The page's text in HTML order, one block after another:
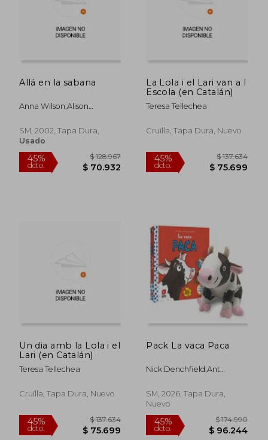
45% 45%
45%
dcto.
$ 128.967
$ 70.932
45%
Allá en la sabana
Anna Wilson;Alison
SM, 2002, Tapa Dura,
Usado
La Lola i el Lari van a l
Escola (en Catalán)
Teresa Tellechea
Cruïlla, Tapa Dura, Nuevo
Un dia amb la Lola i el
Lari (en Catalán)
Teresa Tellechea
Cruïlla, Tapa Dura, Nuevo
Pack La vaca Paca
Nick Denchfield;Ant
SM, 2026, Tapa Dura,
Nuevo